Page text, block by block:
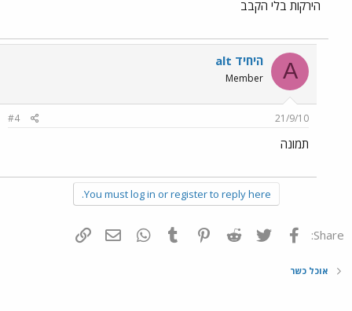
הירקות בלי הקבב
A alt היחיד
Member
21/9/10
#4
תמונה
You must log in or register to reply here.
Share: פייסבוק Twitter
Reddit
Pinterest
Tumblr
WhatsAppדואר אלקטרוני
אוכל כשר